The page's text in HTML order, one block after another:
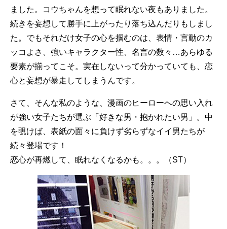
ました。コウちゃんを想って眠れない夜もありました。
続きを妄想して勝手に上がったり落ち込んだりもしまし
た。でもそれだけ女子の心を掴むのは、表情・言動のカ
ッコよさ、強いキャラクター性、名言の数々…あらゆる
要素が揃ってこそ。実在しないって分かっていても、恋
心と妄想が暴走してしまうんです。
さて、そんな私のような、漫画のヒーローへの思い入れ
が強い女子たちが選ぶ「好きな男・抱かれたい男」。中
を覗けば、表紙の面々に負けず劣らずなイイ男たちが
続々登場です！
恋心が再燃して、眠れなくなるかも。。。（ST）